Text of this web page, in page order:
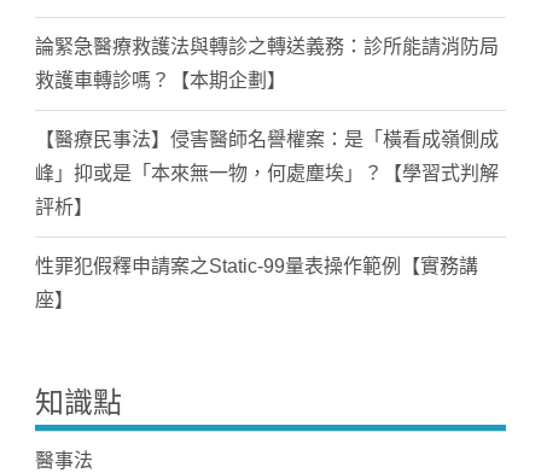
論緊急醫療救護法與轉診之轉送義務：診所能請消防局
救護車轉診嗎？【本期企劃】
【醫療民事法】侵害醫師名譽權案：是「橫看成嶺側成
峰」抑或是「本來無一物，何處塵埃」？【學習式判解
評析】
性罪犯假釋申請案之Static-99量表操作範例【實務講
座】
知識點
醫事法